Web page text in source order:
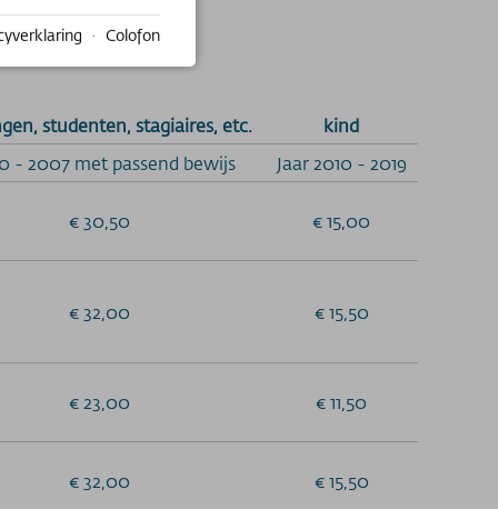
studenten, stagiaires, etc.
kind
- 2007 met passend bewijs
Jaar 2010 - 2019
€ 30,50 € 15,00
€ 32,00 € 15,50
€ 23,00 € 11,50
€ 32,00 € 15,50
· Colofon